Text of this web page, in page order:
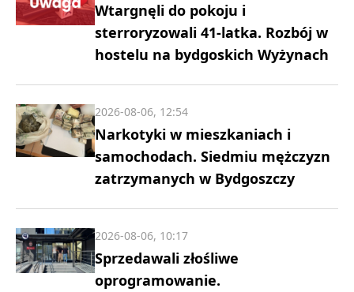
Wtargnęli do pokoju i
sterroryzowali 41-latka. Rozbój w
hostelu na bydgoskich Wyżynach
Narkotyki w mieszkaniach i
samochodach. Siedmiu mężczyzn
zatrzymanych w Bydgoszczy
2026-08-06, 12:54
Sprzedawali złośliwe
oprogramowanie.
2026-08-06, 10:17